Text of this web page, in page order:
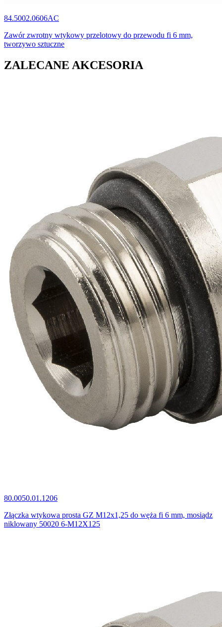
84.5002.0606AC
Zawór zwrotny wtykowy przelotowy do przewodu fi 6 mm,
tworzywo sztuczne
ZALECANE AKCESORIA
80.0050.01.1206
Złączka wtykowa prosta GZ M12x1,25 do węża fi 6 mm, mosiądz
niklowany 50020 6-M12X125